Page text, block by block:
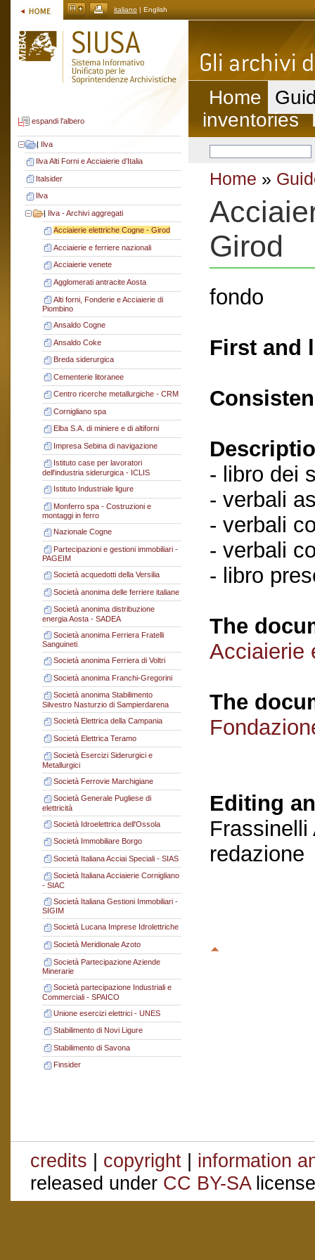
italiano | English
espandi l'albero
| Ilva
Ilva Alti Forni e Acciaierie d’Italia
Italsider
Ilva
| Ilva - Archivi aggregati
Acciaierie elettriche Cogne - Girod
Acciaierie e ferriere nazionali
Acciaierie venete
Agglomerati antracite Aosta
Alti forni, Fonderie e Acciaierie di
Piombino
Ansaldo Cogne
Ansaldo Coke
Breda siderurgica
Cementerie litoranee
Centro ricerche metallurgiche - CRM
Cornigliano spa
Elba S.A. di miniere e di altiforni
Impresa Sebina di navigazione
Istituto case per lavoratori
dell'industria siderurgica - ICLIS
Istituto Industriale ligure
Monferro spa - Costruzioni e
montaggi in ferro
Nazionale Cogne
Partecipazioni e gestioni immobiliari -
PAGEIM
Società acquedotti della Versilia
Società anonima delle ferriere italiane
Società anonima distribuzione
energia Aosta - SADEA
Società anonima Ferriera Fratelli
Sanguineti
Società anonima Ferriera di Voltri
Società anonima Franchi-Gregorini
Società anonima Stabilimento
Silvestro Nasturzio di Sampierdarena
Società Elettrica della Campania
Società Elettrica Teramo
Società Esercizi Siderurgici e
Metallurgici
Società Ferrovie Marchigiane
Società Generale Pugliese di
elettricità
Società Idroelettrica dell'Ossola
Società Immobiliare Borgo
Società Italiana Acciai Speciali - SIAS
Società Italiana Acciaierie Cornigliano
- SIAC
Società Italiana Gestioni Immobiliari -
SIGIM
Società Lucana Imprese Idrolettriche
Società Meridionale Azoto
Società Partecipazione Aziende
Minerarie
Società partecipazione Industriali e
Commerciali - SPAICO
Unione esercizi elettrici - UNES
Stabilimento di Novi Ligure
Stabilimento di Savona
Finsider
Home
inventories
Home »
Girod
fondo
First and
- libro dei
- verbali
- verbali
- verbali
- libro
The
Acciaierie
The
Editing
Frassinelli
redazione
credits | copyright | information
released under CC BY-SA